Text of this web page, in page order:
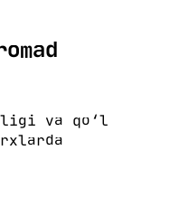
va qo‘l